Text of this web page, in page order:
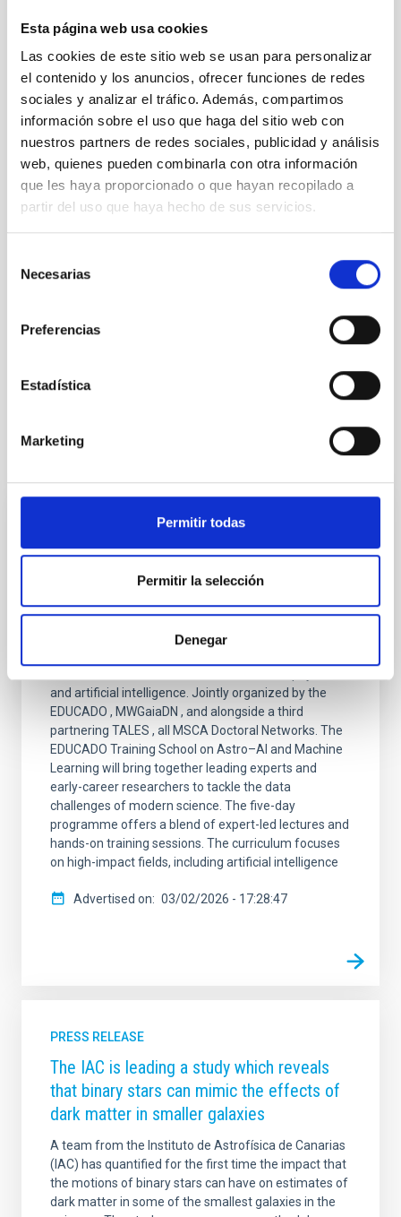
Esta página web usa cookies
Las cookies de este sitio web se usan para personalizar
el contenido y los anuncios, ofrecer funciones de redes
sociales y analizar el tráfico. Además, compartimos
información sobre el uso que haga del sitio web con
nuestros partners de redes sociales, publicidad y análisis
web, quienes pueden combinarla con otra información
que les haya proporcionado o que hayan recopilado a
partir del uso que haya hecho de sus servicios.
Necesarias
Preferencias
Estadística
Marketing
Permitir todas
Permitir la selección
Denegar
posicionando una fibra óptica con una enorme precisión. Esta
película muestra el movimiento coordinado de los robots
basados en un prototipo desarrollado por el IAA/AVS para un
proyecto precursor de DESI llamado BigBOSS:
https://www.youtube.com/watch?v=of8JzAfsd4E
Contacto del IAC:
Carlos Allende:callende[at]iac.es(callende[at]iac[dot]es)
PRESS RELEASE
Three European Doctoral Networks Join
Forces in Ghent for the "Third EDUCADO
Training School on Astro–AI and Machine
Learning"
and artificial intelligence. Jointly organized by the
EDUCADO , MWGaiaDN , and alongside a third
partnering TALES , all MSCA Doctoral Networks. The
EDUCADO Training School on Astro–AI and Machine
Learning will bring together leading experts and
early-career researchers to tackle the data
challenges of modern science. The five-day
programme offers a blend of expert-led lectures and
hands-on training sessions. The curriculum focuses
on high-impact fields, including artificial intelligence
Advertised on 03/02/2026 - 17:28:47
PRESS RELEASE
The IAC is leading a study which reveals
that binary stars can mimic the effects of
dark matter in smaller galaxies
A team from the Instituto de Astrofísica de Canarias
(IAC) has quantified for the first time the impact that
the motions of binary stars can have on estimates of
dark matter in some of the smallest galaxies in the